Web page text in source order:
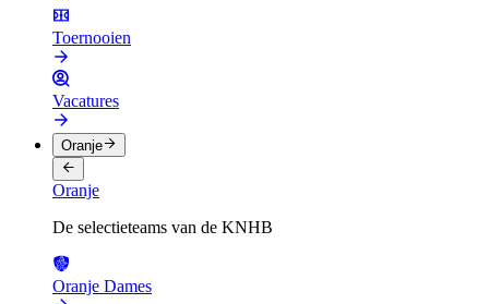
Toernooien
Vacatures
Oranje
Oranje
De selectieteams van de KNHB
Oranje Dames